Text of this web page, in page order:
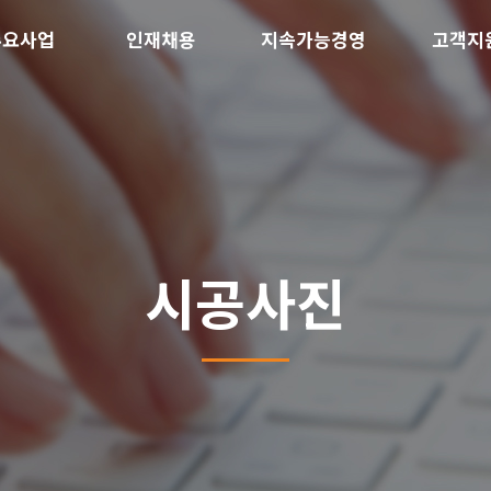
사업 인재채용 지속가능경영 고객지
시공사진